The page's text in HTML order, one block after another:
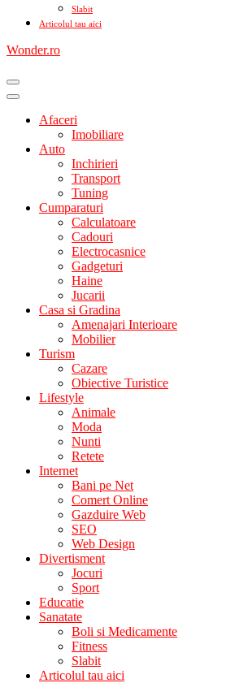
Slabit
Articolul tau aici
Wonder.ro
Afaceri
Imobiliare
Auto
Inchirieri
Transport
Tuning
Cumparaturi
Calculatoare
Cadouri
Electrocasnice
Gadgeturi
Haine
Jucarii
Casa si Gradina
Amenajari Interioare
Mobilier
Turism
Cazare
Obiective Turistice
Lifestyle
Animale
Moda
Nunti
Retete
Internet
Bani pe Net
Comert Online
Gazduire Web
SEO
Web Design
Divertisment
Jocuri
Sport
Educatie
Sanatate
Boli si Medicamente
Fitness
Slabit
Articolul tau aici